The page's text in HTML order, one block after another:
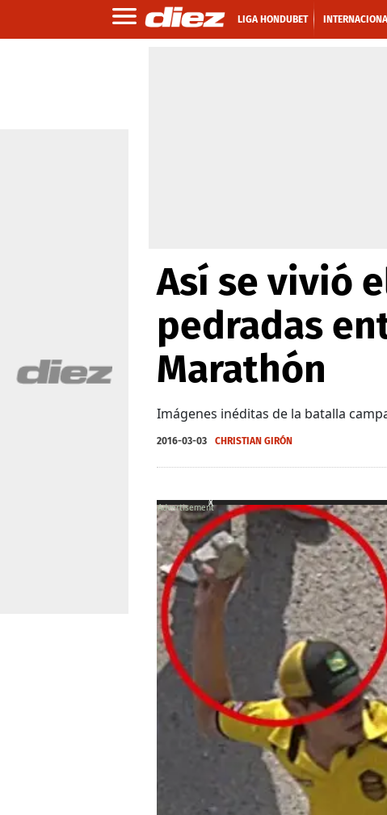
LIGA HONDUBET
Así se vivió
pedradas
Marathón
Imágenes inéditas de la batalla
2016-03-03 CHRISTIAN GIRÓN
X